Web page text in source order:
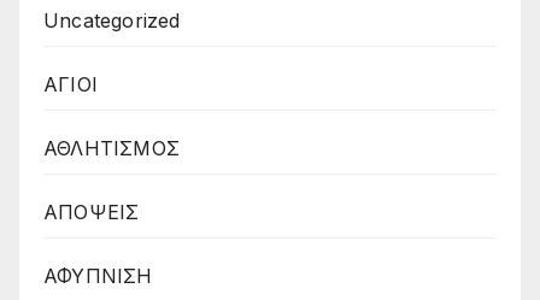
Uncategorized
ΑΓΙΟΙ
ΑΘΛΗΤΙΣΜΟΣ
ΑΠΟΨΕΙΣ
ΑΦΥΠΝΙΣΗ